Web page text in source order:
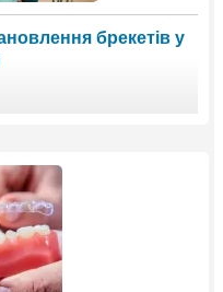
брекетів у